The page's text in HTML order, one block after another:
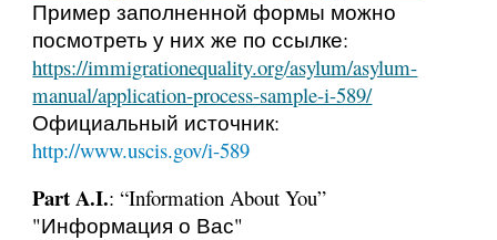
Пример заполненной формы можно
посмотреть у них же по ссылке:
https://immigrationequality.org/asylum/asylum-
manual/application-process-sample-i-589/
Официальный источник:
http://www.uscis.gov/i-589
Part A.I.: “Information About You”
"Информация о Вас"